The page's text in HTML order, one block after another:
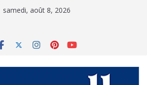
samedi, août 8, 2026